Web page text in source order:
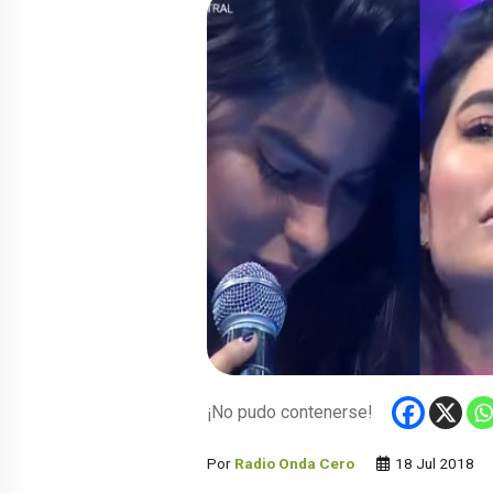
¡No pudo contenerse!
Por Radio Onda Cero 18 Jul 2018